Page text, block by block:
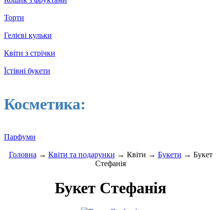
Торти
Гелієві кульки
Квіти з стрічки
Їстівні букети
Косметика:
Парфуми
Головна → Квіти та подарунки → Квіти → Букети → Букет
Стефанія
Букет Стефанія